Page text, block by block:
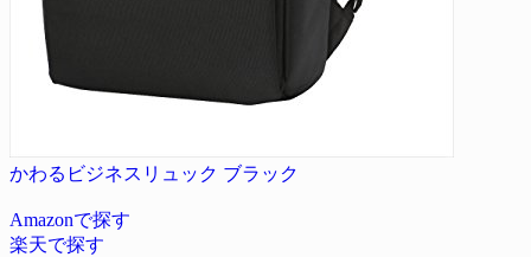
かわるビジネスリュック ブラック
Amazonで探す
楽天で探す